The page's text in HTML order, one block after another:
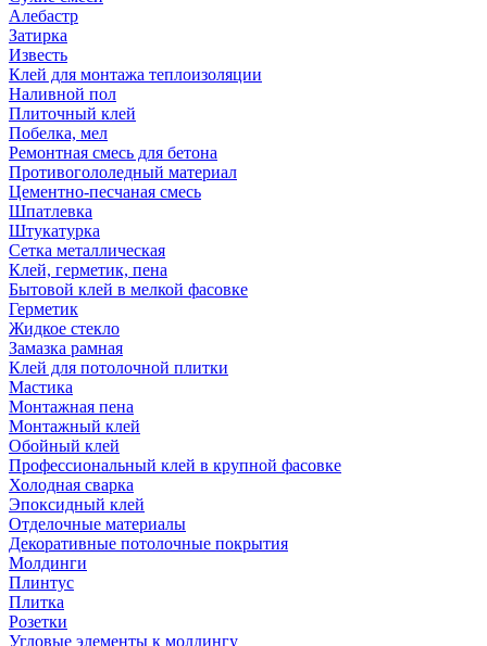
Алебастр
Затирка
Известь
Клей для монтажа теплоизоляции
Наливной пол
Плиточный клей
Побелка, мел
Ремонтная смесь для бетона
Противогололедный материал
Цементно-песчаная смесь
Шпатлевка
Штукатурка
Сетка металлическая
Клей, герметик, пена
Бытовой клей в мелкой фасовке
Герметик
Жидкое стекло
Замазка рамная
Клей для потолочной плитки
Мастика
Монтажная пена
Монтажный клей
Обойный клей
Профессиональный клей в крупной фасовке
Холодная сварка
Эпоксидный клей
Отделочные материалы
Декоративные потолочные покрытия
Молдинги
Плинтус
Плитка
Розетки
Угловые элементы к молдингу